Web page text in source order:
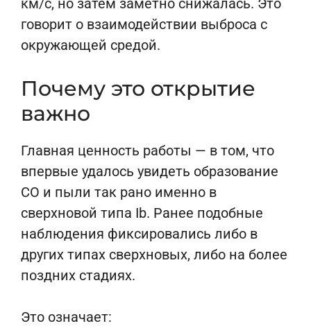
км/с, но затем заметно снижалась. Это
говорит о взаимодействии выброса с
окружающей средой.
Почему это открытие
важно
Главная ценность работы — в том, что
впервые удалось увидеть образование
CO и пыли так рано именно в
сверхновой типа Ib. Ранее подобные
наблюдения фиксировались либо в
других типах сверхновых, либо на более
поздних стадиях.
Это означает: